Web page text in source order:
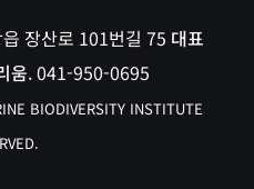
장산로 101번길 75 대표
움. 041-950-0695
BIODIVERSITY INSTITUTE